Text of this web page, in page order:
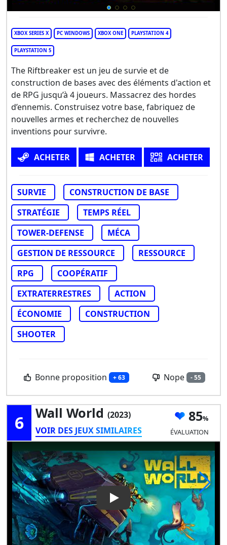
XBOX SERIES X PC WINDOWS XBOX ONE PLAYSTATION 4
PLAYSTATION 5
The Riftbreaker est un jeu de survie et de
construction de bases avec des éléments d'action et
de RPG jusqu’à 4 joueurs. Massacrez des hordes
d’ennemis. Construisez votre base, fabriquez de
nouvelles armes et recherchez de nouvelles
inventions pour survivre.
ACHETER ACHETER ACHETER
SURVIE
CONSTRUCTION DE BASE
STRATÉGIE
TEMPS RÉEL
TOWER-DEFENSE
MÉCA
GESTION DE RESSOURCE
RESSOURCE
RPG
COOPÉRATIF
EXTRATERRESTRES
ACTION
ÉCONOMIE
CONSTRUCTION
SHOOTER
Bonne proposition + 63 Nope - 55
6 Wall World (2023)
VOIR DES JEUX SIMILAIRES
85
ÉVALUATION
Play Video: Wall World